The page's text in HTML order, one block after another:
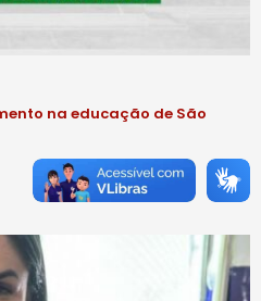
na educação de São